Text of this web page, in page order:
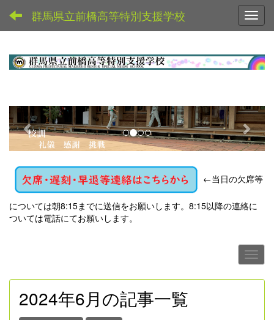
群馬県立前橋高等特別支援学校
p
r
e
v
i
o
u
n
e
x
←当日の欠席等
については朝8:15までに送信をお願いします。8:15以降の連絡に
ついては電話にてお願いします。
2024年6月の記事一覧